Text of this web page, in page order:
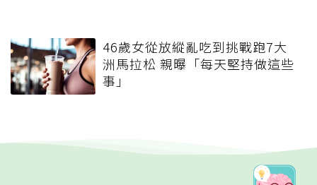
46歲女從放縱亂吃到挑戰跑7大
洲馬拉松 親曝「每天堅持做這些
事」